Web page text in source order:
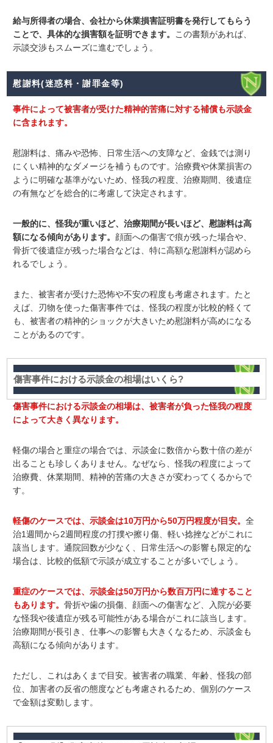
給与所得者の場合、会社から休業損害証明書を発行してもらう
ことで、具体的な損害額を証明できます。
この書類があれば、
示談交渉もスムーズに進むでしょう。
慰謝料(迷惑料・謝罪金等)
事件によって被害者が受けた精神的苦痛に対する補償も示談金
に含まれます。
慰謝料は、痛みや恐怖、日常生活への支障など、金銭では測り
にくい精神的なダメージを補うものです。治療費や休業損害の
ように明確な基準がないため、怪我の程度、治療期間、後遺症
の有無などを総合的に考慮して決定されます。
一般的に、怪我が重いほど、治療期間が長いほど、慰謝料は高
額になる傾向があります。 顔面への傷害で痕が残った場合や、
骨折で後遺症が残った場合などは、特に高額な慰謝料が認めら
れるでしょう。
また、被害者が受けた恐怖や不安の程度も考慮されます。たと
えば、刃物を使った傷害事件では、怪我の程度が比較的軽くて
も、被害者の精神的ショックが大きいため慰謝料が高めになる
ことがあるのです。
傷害事件における示談金の相場はいくら?
傷害事件における示談金の相場は、被害者が負った怪我の程度
によって大きく異なります。
軽傷の場合と重症の場合では、示談金に数倍から数十倍の差が
出ることも珍しくありません。なぜなら、怪我の程度によって
治療費、休業期間、精神的苦痛の大きさが変わってくるからで
す。
軽傷のケースでは、示談金は10万円から50万円程度が目安。全
治1週間から2週間程度の打撲や擦り傷、軽い捻挫などがこれに
該当します。通院回数が少なく、日常生活への影響も限定的な
場合は、比較的低額で示談が成立することが多いでしょう。
重症のケースでは、示談金は50万円から数百万円に達すること
もあります。骨折や歯の損傷、顔面への傷害など、入院が必要
な怪我や後遺症が残る可能性がある場合がこれに該当 します。
治療期間が長引き、仕事への影響も大きくなるため、示談金も
高額になる傾向があります。
ただし、これはあくまで目安。被害者の職業、年齢、怪我の部
位、加害者の反省の態度なども考慮されるため、個別のケース
で金額は変動します。